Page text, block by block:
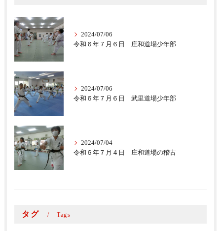
2024/07/06
令和６年７月６日 庄和道場少年部
2024/07/06
令和６年７月６日 武里道場少年部
2024/07/04
令和６年７月４日 庄和道場の稽古
タグ Tags